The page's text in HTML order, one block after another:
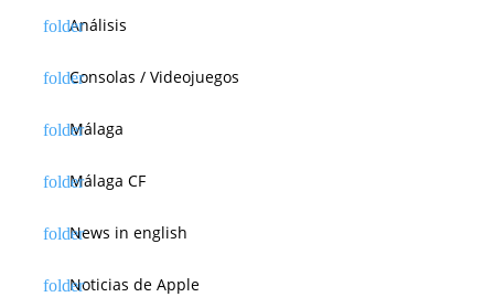
s
Análisis
Consolas / Videojuegos
Málaga
Málaga CF
News in english
Noticias de Apple